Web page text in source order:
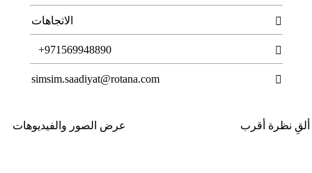
 الاتجاهات

+971569948890

simsim.saadiyat@rotana.com
ألقِ نظرة أقرب عرض الصور والفيديوهات